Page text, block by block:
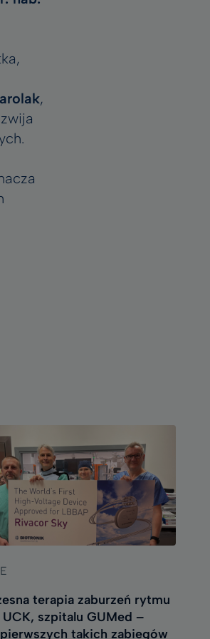
,
terapia zaburzeń rytmu
szpitalu GUMed –
takich zabiegów